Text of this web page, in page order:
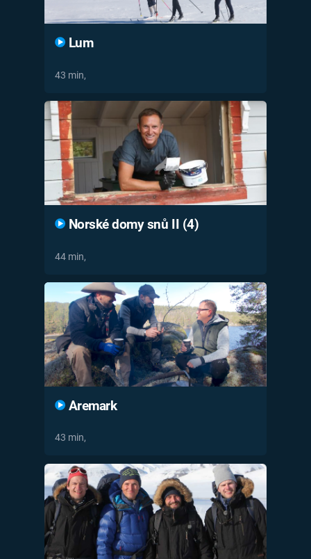
Lum
43 min,
Norské domy snů II (4)
44 min,
Aremark
43 min,